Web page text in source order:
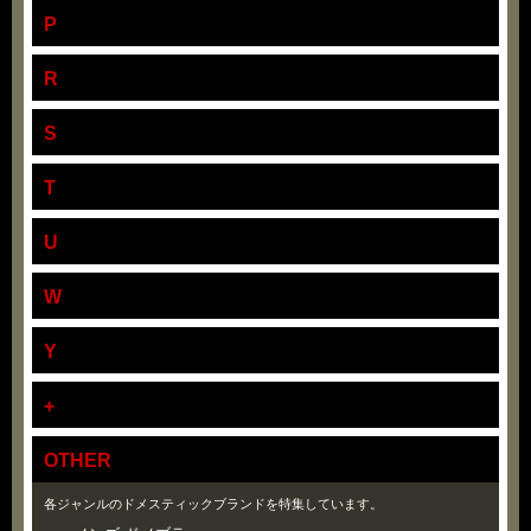
P
R
S
T
U
W
Y
+
OTHER
各ジャンルのドメスティックブランドを特集しています。